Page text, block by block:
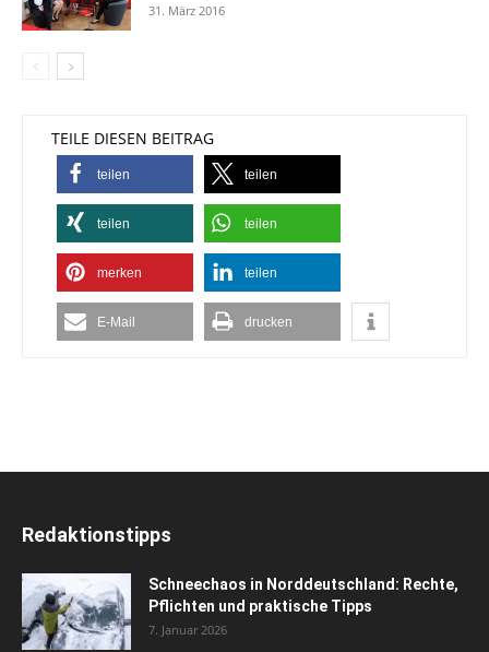
31. März 2016
TEILE DIESEN BEITRAG
teilen teilen
teilen teilen
merken teilen
E-Mail drucken
Redaktionstipps
Schneechaos in Norddeutschland: Rechte,
Pflichten und praktische Tipps
7. Januar 2026